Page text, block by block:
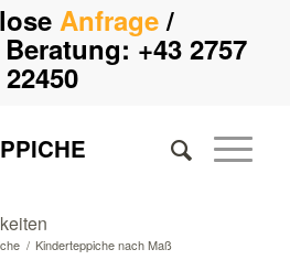
Anfrage/
Beratung:+43 2757
22450
/ Kinderteppiche nach Maß